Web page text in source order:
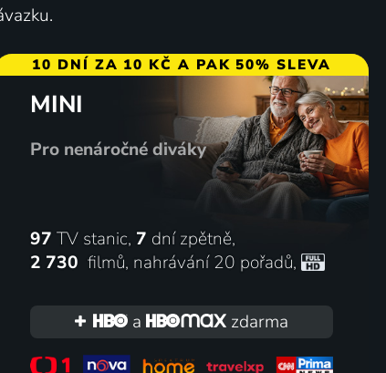
10 DNÍ ZA 10 KČ A PAK 50% SLEVA
MINI
Pro nenáročné diváky
97 TV stanic, 7 dní zpětně,
2 730 filmů, nahrávání 20 pořadů,
a zdarma